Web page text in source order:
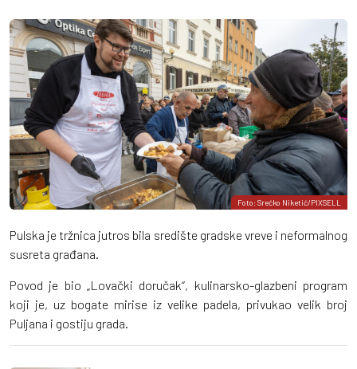
Foto: Srećko Niketić/PIXSELL
Pulska je tržnica jutros bila središte gradske vreve i neformalnog
susreta građana.
Povod je bio „Lovački doručak“, kulinarsko-glazbeni program
koji je, uz bogate mirise iz velike padela, privukao velik broj
Puljana i gostiju grada.